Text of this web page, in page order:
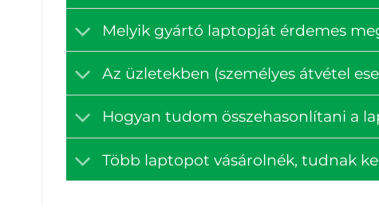
Melyik gyártó laptopját érdemes
Az üzletekben (személyes átvétel
Hogyan tudom összehasonlítani a
Több laptopot vásárolnék, tudnak